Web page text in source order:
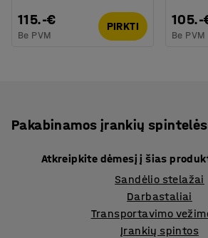
115.-€
Be PVM
PIRKTI 105.-
Be PVM
Pakabinamos įrankių spintelės
Atkreipkite dėmesį į šias
Sandėlio stelažai
Darbastaliai
Transportavimo
Įrankių spintos